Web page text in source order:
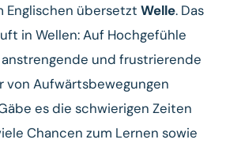
übersetzt Welle. Das
in Wellen: Auf Hochgefühle
und frustrierende
von Aufwärtsbewegungen
es die schwierigen Zeiten
Chancen zum Lernen sowie